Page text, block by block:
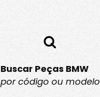
Buscar Peças BMW
por código ou modelo